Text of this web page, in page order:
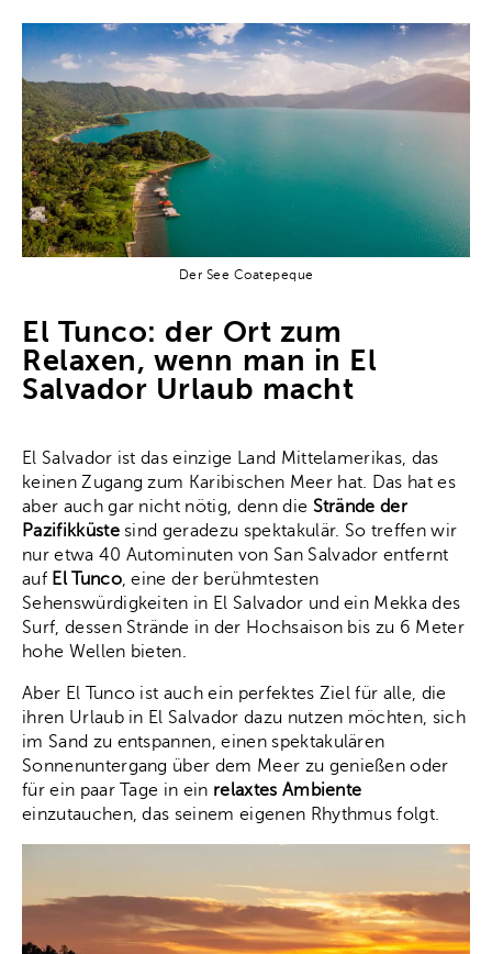
Der See Coatepeque
El Tunco: der Ort zum
Relaxen, wenn man in El
Salvador Urlaub macht
El Salvador ist das einzige Land Mittelamerikas, das
keinen Zugang zum Karibischen Meer hat. Das hat es
aber auch gar nicht nötig, denn die Strände der
Pazifikküstesind geradezu spektakulär. So treffen wir
nur etwa 40 Autominuten von San Salvador entfernt
auf El Tunco, eine der berühmtesten
Sehenswürdigkeiten in El Salvador und ein Mekka des
Surf, dessen Strände in der Hochsaison bis zu 6 Meter
hohe Wellen bieten.
Aber El Tunco ist auch ein perfektes Ziel für alle, die
ihren Urlaub in El Salvador dazu nutzen möchten, sich
im Sand zu entspannen, einen spektakulären
Sonnenuntergang über dem Meer zu genießen oder
für ein paar Tage in ein relaxtes Ambiente
einzutauchen, das seinem eigenen Rhythmus folgt.